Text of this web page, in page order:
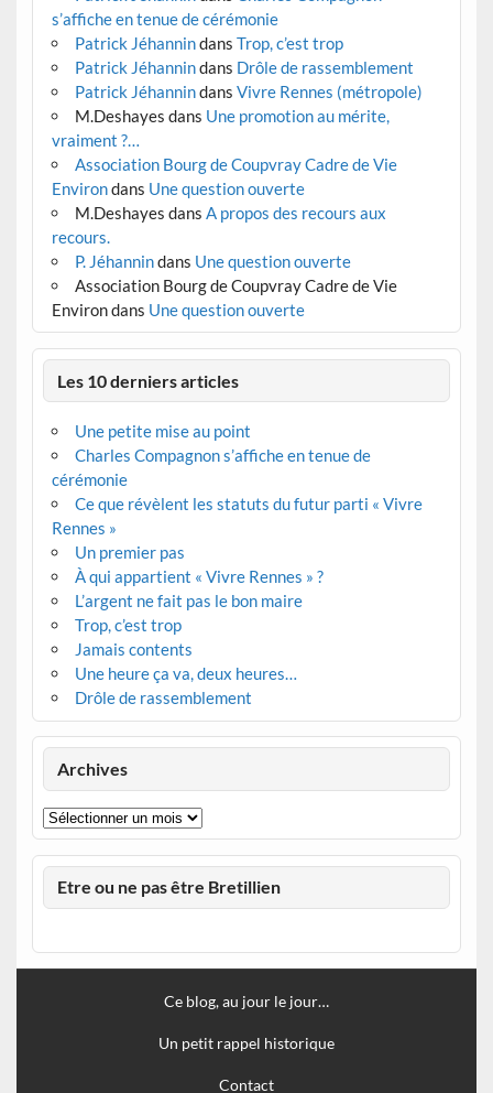
s’affiche en tenue de cérémonie
Patrick Jéhannindans Trop, c’est trop
Patrick Jéhannindans Drôle de rassemblement
Patrick Jéhannindans Vivre Rennes (métropole)
M.Deshayes dans Une promotion au mérite,
vraiment ?…
Association Bourg de Coupvray Cadre de Vie
Environdans Une question ouverte
M.Deshayes dans A propos des recours aux
recours.
P. Jéhannindans Une question ouverte
Association Bourg de Coupvray Cadre de Vie
Environdans Une question ouverte
Les 10 derniers articles
Une petite mise au point
Charles Compagnon s’affiche en tenue de
cérémonie
Ce que révèlent les statuts du futur parti « Vivre
Rennes »
Un premier pas
À qui appartient « Vivre Rennes » ?
L’argent ne fait pas le bon maire
Trop, c’est trop
Jamais contents
Une heure ça va, deux heures…
Drôle de rassemblement
Archives
Archives
Etre ou ne pas être Bretillien
Ce blog, au jour le jour…
Un petit rappel historique
Contact